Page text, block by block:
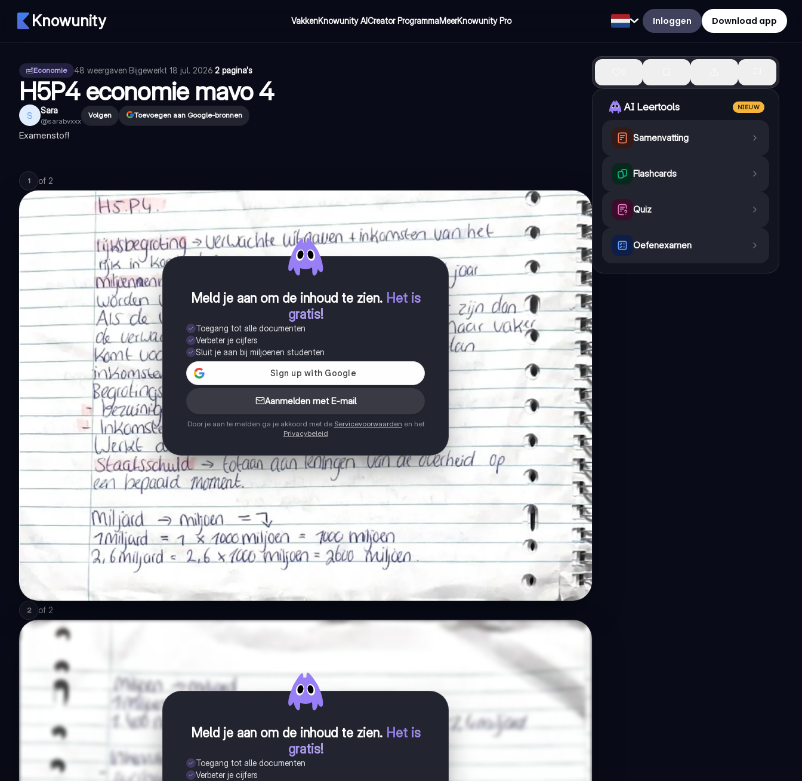
Knowunity VakkenKnowunity AICreator ProgrammaMeerKnowunity Pro Inloggen Download app
Economie 48 weergaven·Bijgewerkt 18 jul. 2026·2 pagina's
H5P4 economie mavo 4
S Sara
@sarabvxxx
Volgen Toevoegen aan Google-bronnen
Examenstof!
1 of 2
Meld je aan om de inhoud te zien. Het is
gratis!
Toegang tot alle documenten
Verbeter je cijfers
Sluit je aan bij miljoenen studenten
Aanmelden met E-mail
Door je aan te melden ga je akkoord met de Servicevoorwaarden en het
Privacybeleid
2 of 2
Meld je aan om de inhoud te zien. Het is
gratis!
Toegang tot alle documenten
Verbeter je cijfers
AI Leertools NIEUW
Samenvatting
Flashcards
Quiz
Oefenexamen